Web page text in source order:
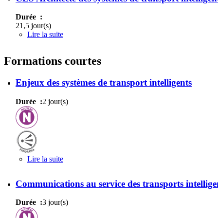
Durée :
21,5 jour(s)
Lire la suite
Formations courtes
Enjeux des systèmes de transport intelligents
Durée :2 jour(s)
Lire la suite
Communications au service des transports
Durée :3 jour(s)